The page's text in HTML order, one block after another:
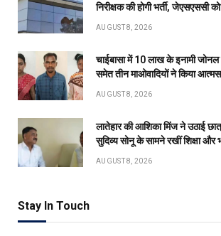
निरीक्षक की होगी भर्ती, जेएसएससी
AUGUST 8, 2026
चाईबासा में 10 लाख के इनामी
समेत तीन माओवादियों ने किया
AUGUST 8, 2026
लातेहार की आशिका मिंज ने उठाई
सुदिव्य सोनू के सामने रखीं शिक्षा और
AUGUST 8, 2026
Stay In Touch